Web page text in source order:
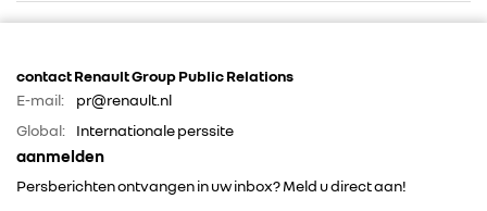
contact Renault Group Public Relations
E-mail:
pr@renault.nl
Global:
Internationale perssite
aanmelden
Persberichten ontvangen in uw inbox? Meld u direct aan!